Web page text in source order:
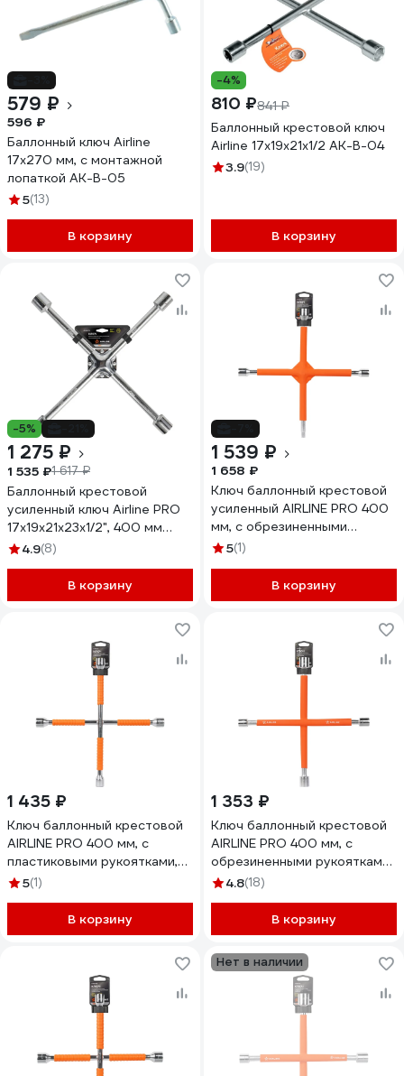
579 ₽
596 ₽
Баллонный ключ Airline
17х270 мм, с монтажной
лопаткой AK-B-05
5(13)
В корзину
-4%
810 ₽841 ₽
Баллонный крестовой ключ
Airline 17х19х21х1/2 AK-B-04
3.9(19)
В корзину
-5%
1 275 ₽
1 535 ₽1 617 ₽
Баллонный крестовой
усиленный ключ Airline PRO
17x19x21x23x1/2", 400 мм
ATAB005
4.9(8)
В корзину
1 539 ₽
1 658 ₽
Ключ баллонный крестовой
усиленный AIRLINE PRO 400
мм, с обрезиненными
рукоятками, 17x19x21x1/2"
5(1)
В корзину
1 435 ₽
Ключ баллонный крестовой
AIRLINE PRO 400 мм, с
пластиковыми рукоятками,
17x19x21x22 мм ATAB035
5(1)
В корзину
1 353 ₽
Ключ баллонный крестовой
AIRLINE PRO 400 мм, с
обрезиненными рукоятками,
17x19x21x22 мм ATAB037
4.8(18)
В корзину
Нет в наличии